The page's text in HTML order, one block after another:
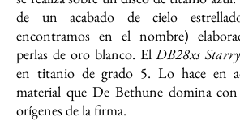
de un acabado de cielo
encontramos en el nombre)
perlas de oro blanco. ElDB28xs Starry
en titanio de grado 5. Lo hace en
material que De Bethune domina con
orígenes de la firma.